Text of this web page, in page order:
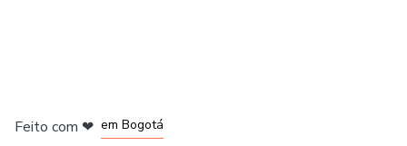
Feito com ❤ em Bogotá